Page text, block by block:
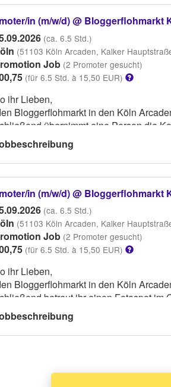
in (m/w/d) @ Bloggerflohmarkt
(ca. 6.5 Std.)
(51103 Köln Arcaden, Kalker
Job (2 Promoter gesucht)
(für 6.5 Std. à 15,50 EUR)
ihr Lieben,
Bloggerflohmarkt in den Köln
übernimmt eine Person die
ein weißes Shirt und saubere, weiße
in (m/w/d) @ Bloggerflohmarkt
(ca. 6.5 Std.)
(51103 Köln Arcaden, Kalker
Job (2 Promoter gesucht)
(für 6.5 Std. à 15,50 EUR)
ihr Lieben,
Bloggerflohmarkt in den Köln
betreut ihr einen Fotospot im
ein weißes Shirt und saubere, weiße